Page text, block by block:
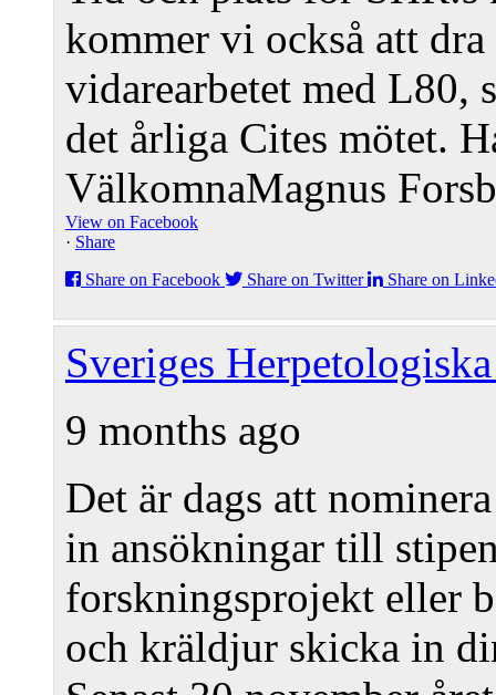
kommer vi också att
vidarearbetet med L80,
det årliga Cites mötet.
VälkomnaMagnus
View on Facebook
· Share
Share on Facebook
Share on Twitter Share on
Sveriges
9 months ago
Det är dags att
in ansökningar till
forskningsprojekt eller
och kräldjur skicka in